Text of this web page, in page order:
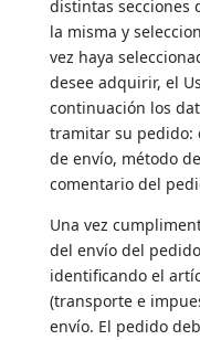
distintas secciones
la misma y
vez haya
desee adquirir, el
continuación los
tramitar su pedido:
de envío, método
comentario del
Una vez
del envío del
identificando el
(transporte e
envío. El pedido